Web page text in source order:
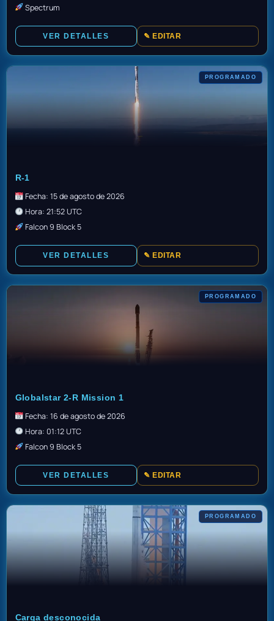
Spectrum
VER DETALLES ✎ EDITAR
PROGRAMADO
R-1
Fecha: 15 de agosto de 2026
Hora: 21:52 UTC
Falcon 9 Block 5
VER DETALLES ✎ EDITAR
PROGRAMADO
Globalstar 2-R Mission 1
Fecha: 16 de agosto de 2026
Hora: 01:12 UTC
Falcon 9 Block 5
VER DETALLES ✎ EDITAR
PROGRAMADO
Carga desconocida